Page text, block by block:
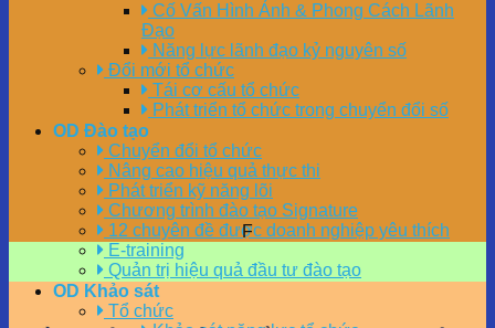
Cố Vấn Hình Ảnh & Phong Cách Lãnh
Đạo
Năng lực lãnh đạo kỷ nguyên số
Đổi mới tổ chức
Tái cơ cấu tổ chức
Phát triển tổ chức trong chuyển đổi số
OD Đào tạo
Chuyển đổi tổ chức
Nâng cao hiệu quả thực thi
Phát triển kỹ năng lõi
Chương trình đào tạo Signature
12 chuyên đề được doanh nghiệp yêu thích
E-training
Quản trị hiệu quả đầu tư đào tạo
OD Khảo sát
Tổ chức
F